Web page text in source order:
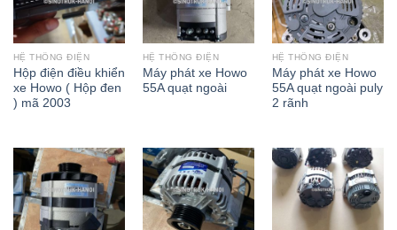
HỆ THỐNG ĐIỆN
Hộp điện điều khiển
xe Howo ( Hộp đen
) mã 2003
HỆ THỐNG ĐIỆN
Máy phát xe Howo
55A quạt ngoài
HỆ THỐNG ĐIỆN
Máy phát xe Howo
55A quạt ngoài puly
2 rãnh